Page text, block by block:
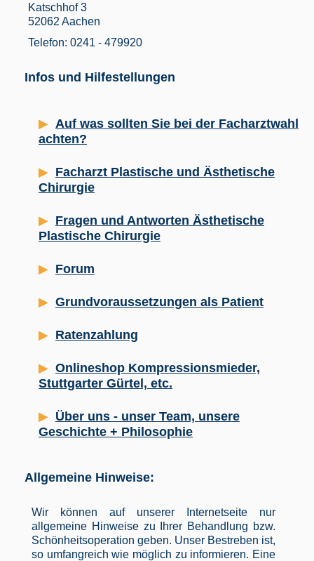
Katschhof 3
52062 Aachen
Telefon: 0241 - 479920
Infos und Hilfestellungen
Auf was sollten Sie bei der Facharztwahl
achten?
Facharzt Plastische und Ästhetische
Chirurgie
Fragen und Antworten Ästhetische
Plastische Chirurgie
Forum
Grundvoraussetzungen als Patient
Ratenzahlung
Onlineshop Kompressionsmieder,
Stuttgarter Gürtel, etc.
Über uns - unser Team, unsere
Geschichte + Philosophie
Allgemeine Hinweise:
Wir können auf unserer Internetseite nur
allgemeine Hinweise zu Ihrer Behandlung bzw.
Schönheitsoperation geben. Unser Bestreben ist,
so umfangreich wie möglich zu informieren. Eine